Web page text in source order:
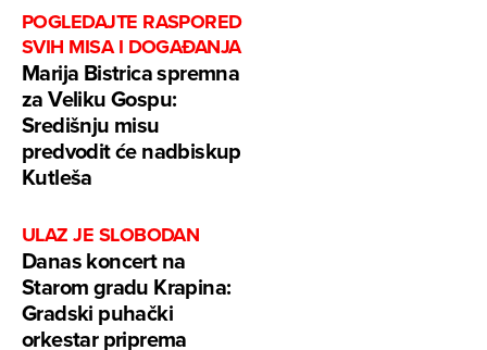
POGLEDAJTE RASPORED
SVIH MISA I DOGAĐANJA
Marija Bistrica spremna
za Veliku Gospu:
Središnju misu
predvodit će nadbiskup
Kutleša
ULAZ JE SLOBODAN
Danas koncert na
Starom gradu Krapina:
Gradski puhački
orkestar priprema